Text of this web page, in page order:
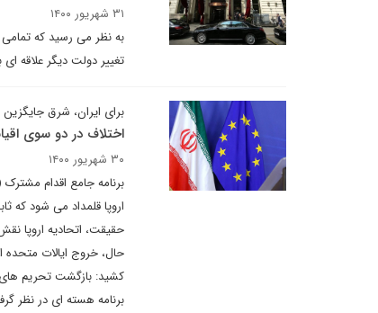
۳۱ شهریور ۱۴۰۰
به نظر می رسید که تمامی
تغییر دولت دیگر علاقه ای
برای ایران، شرق
اختلاف در دو سوی
۳۰ شهریور ۱۴۰۰
اروپا قلمداد می شود که
حقیقت، اتحادیه اروپا
کشید: بازگشت تحریم های
برنامه هسته ای در نظر